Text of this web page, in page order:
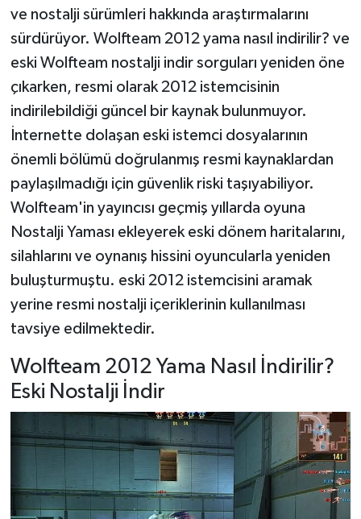
ve nostalji sürümleri hakkında araştırmalarını
sürdürüyor. Wolfteam 2012 yama nasıl indirilir? ve
eski Wolfteam nostalji indir sorguları yeniden öne
çıkarken, resmi olarak 2012 istemcisinin
indirilebildiği güncel bir kaynak bulunmuyor.
İnternette dolaşan eski istemci dosyalarının
önemli bölümü doğrulanmış resmi kaynaklardan
paylaşılmadığı için güvenlik riski taşıyabiliyor.
Wolfteam'in yayıncısı geçmiş yıllarda oyuna
Nostalji Yaması ekleyerek eski dönem haritalarını,
silahlarını ve oynanış hissini oyuncularla yeniden
buluşturmuştu. eski 2012 istemcisini aramak
yerine resmi nostalji içeriklerinin kullanılması
tavsiye edilmektedir.
Wolfteam 2012 Yama Nasıl İndirilir?
Eski Nostalji İndir